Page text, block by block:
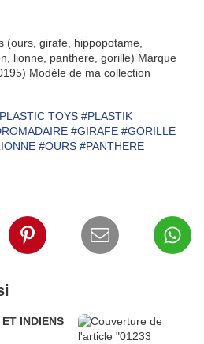
(ours, girafe, hippopotame,
lionne, panthere, gorille) Marque
Modèle de ma collection
TOYS #PLASTIK
#GIRAFE #GORILLE
#OURS #PANTHERE
INDIENS